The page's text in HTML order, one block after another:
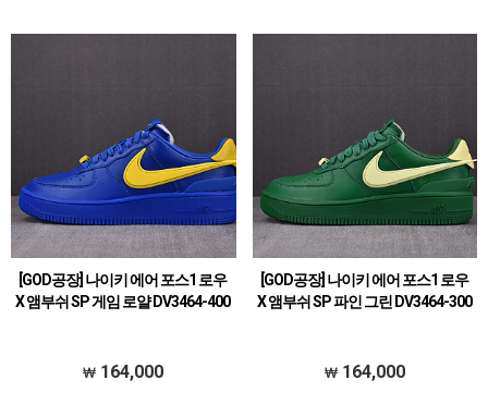
[GOD공장] 나이키 에어 포스1 로우
X 앰부쉬 SP 게임 로얄 DV3464-400
164,000
[GOD공장] 나이키 에어 포스1 로우
X 앰부쉬 SP 파인 그린 DV3464-300
164,000